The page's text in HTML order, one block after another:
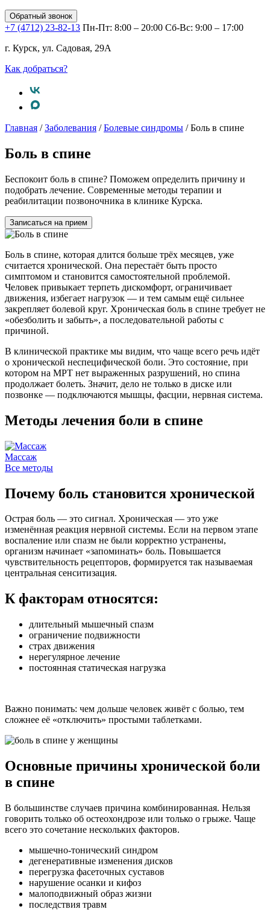
Обратный звонок
+7 (4712) 23-82-13 Пн-Пт: 8:00 – 20:00 Сб-Вс: 9:00 – 17:00
г. Курск, ул. Садовая, 29А
Как добраться?
Главная /Заболевания /Болевые синдромы /Боль в спине
Боль в спине
Беспокоит боль в спине? Поможем определить причину и
подобрать лечение. Современные методы терапии и
реабилитации позвоночника в клинике Курска.
Записаться на прием
Боль в спине, которая длится больше трёх месяцев, уже
считается хронической. Она перестаёт быть просто
симптомом и становится самостоятельной проблемой.
Человек привыкает терпеть дискомфорт, ограничивает
движения, избегает нагрузок — и тем самым ещё сильнее
закрепляет болевой круг. Хроническая боль в спине требует не
«обезболить и забыть», а последовательной работы с
причиной.
В клинической практике мы видим, что чаще всего речь идёт
о хронической неспецифической боли. Это состояние, при
котором на МРТ нет выраженных разрушений, но спина
продолжает болеть. Значит, дело не только в диске или
позвонке — подключаются мышцы, фасции, нервная система.
Методы лечения боли в спине
Массаж
Все методы
Почему боль становится хронической
Острая боль — это сигнал. Хроническая — это уже
изменённая реакция нервной системы. Если на первом этапе
воспаление или спазм не были корректно устранены,
организм начинает «запоминать» боль. Повышается
чувствительность рецепторов, формируется так называемая
центральная сенситизация.
К факторам относятся:
длительный мышечный спазм
ограничение подвижности
страх движения
нерегулярное лечение
постоянная статическая нагрузка
Важно понимать: чем дольше человек живёт с болью, тем
сложнее её «отключить» простыми таблетками.
Основные причины хронической боли
в спине
В большинстве случаев причина комбинированная. Нельзя
говорить только об остеохондрозе или только о грыже. Чаще
всего это сочетание нескольких факторов.
мышечно-тонический синдром
дегенеративные изменения дисков
перегрузка фасеточных суставов
нарушение осанки и кифоз
малоподвижный образ жизни
последствия травм